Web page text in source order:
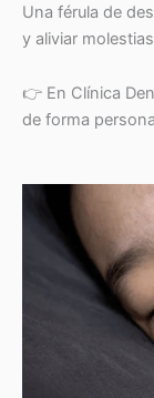
Una férula de
y aliviar
👉 En Clínica
de forma